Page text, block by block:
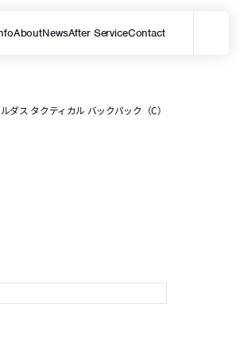
AboutNewsAfter ServiceContact
ダス タクティカル バックパック（C）